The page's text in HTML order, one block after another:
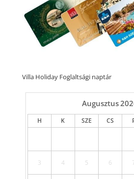
Villa Holiday Foglaltsági naptár
Augusztus
H K SZE CS
3 4 5 6